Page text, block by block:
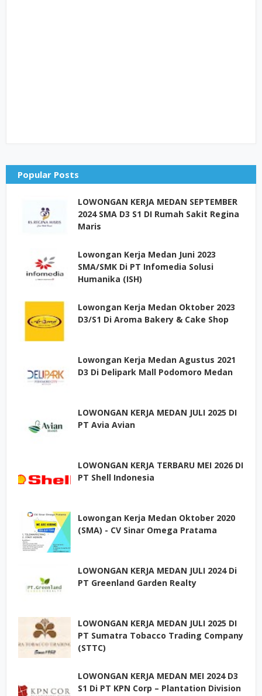
Popular Posts
LOWONGAN KERJA MEDAN SEPTEMBER
2024 SMA D3 S1 DI Rumah Sakit Regina
Maris
Lowongan Kerja Medan Juni 2023
SMA/SMK Di PT Infomedia Solusi
Humanika (ISH)
Lowongan Kerja Medan Oktober 2023
D3/S1 Di Aroma Bakery & Cake Shop
Lowongan Kerja Medan Agustus 2021
D3 Di Delipark Mall Podomoro Medan
LOWONGAN KERJA MEDAN JULI 2025 DI
PT Avia Avian
LOWONGAN KERJA TERBARU MEI 2026 DI
PT Shell Indonesia
Lowongan Kerja Medan Oktober 2020
(SMA) - CV Sinar Omega Pratama
LOWONGAN KERJA MEDAN JULI 2024 Di
PT Greenland Garden Realty
LOWONGAN KERJA MEDAN JULI 2025 DI
PT Sumatra Tobacco Trading Company
(STTC)
LOWONGAN KERJA MEDAN MEI 2024 D3
S1 Di PT KPN Corp – Plantation Division